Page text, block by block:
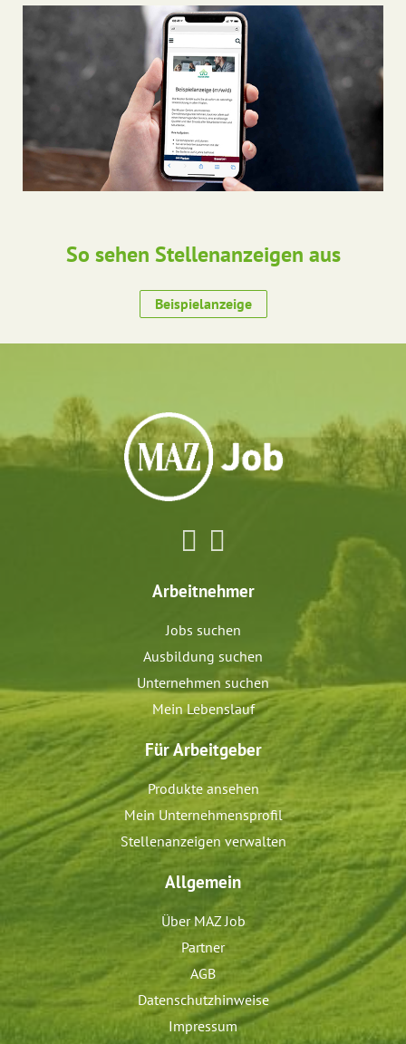
So sehen Stellenanzeigen aus
Beispielanzeige
Arbeitnehmer
Jobs suchen
Ausbildung suchen
Unternehmen suchen
Mein Lebenslauf
Für Arbeitgeber
Produkte ansehen
Mein Unternehmensprofil
Stellenanzeigen verwalten
Allgemein
Über MAZ Job
Partner
AGB
Datenschutzhinweise
Impressum